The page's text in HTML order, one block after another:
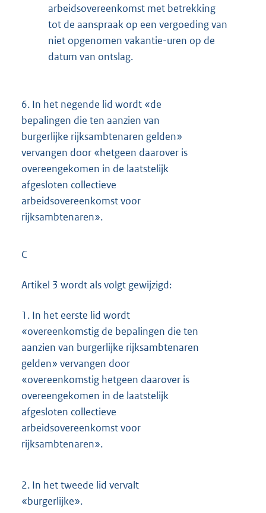
arbeidsovereenkomst met betrekking
tot de aanspraak op een vergoeding van
niet opgenomen vakantie-uren op de
datum van ontslag.
6. In het negende lid wordt «de
bepalingen die ten aanzien van
burgerlijke rijksambtenaren gelden»
vervangen door «hetgeen daarover is
overeengekomen in de laatstelijk
afgesloten collectieve
arbeidsovereenkomst voor
rijksambtenaren».
C
Artikel 3 wordt als volgt gewijzigd:
1. In het eerste lid wordt
«overeenkomstig de bepalingen die ten
aanzien van burgerlijke rijksambtenaren
gelden» vervangen door
«overeenkomstig hetgeen daarover is
overeengekomen in de laatstelijk
afgesloten collectieve
arbeidsovereenkomst voor
rijksambtenaren».
2. In het tweede lid vervalt
«burgerlijke».